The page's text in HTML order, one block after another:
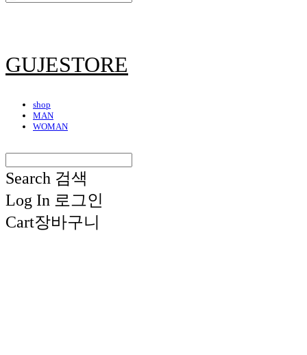
GUJESTORE
shop
MAN
WOMAN
Search 검색
Log In 로그인
Cart장바구니